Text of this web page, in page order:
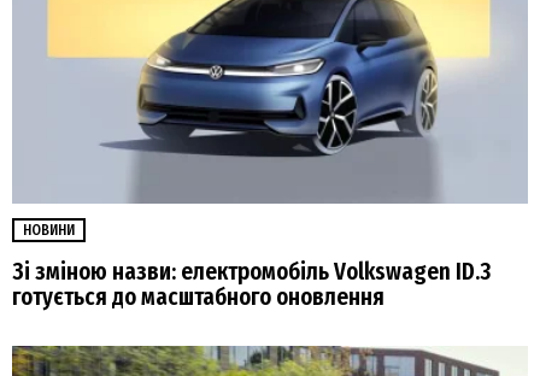
НОВИНИ
Зі зміною назви: електромобіль Volkswagen ID.3
готується до масштабного оновлення